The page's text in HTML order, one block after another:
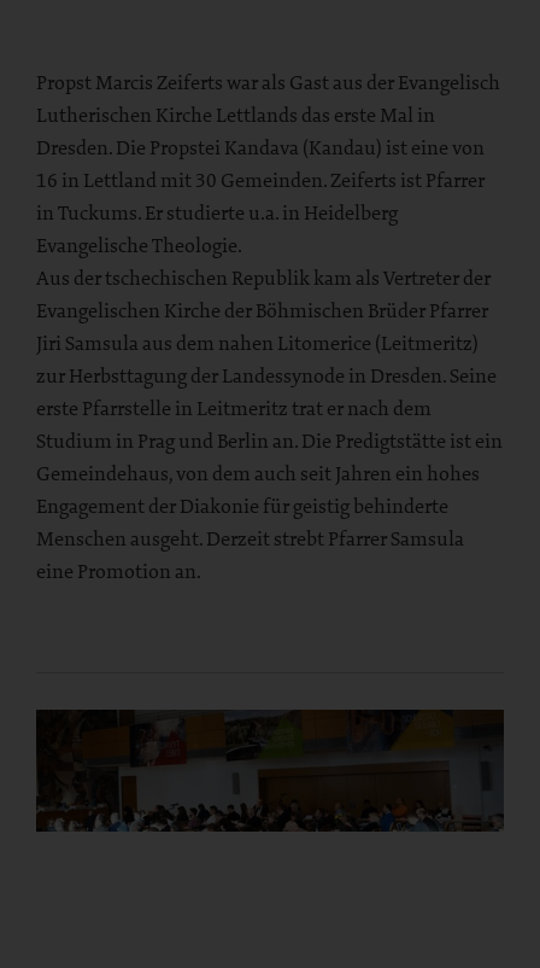
Propst Marcis Zeiferts war als Gast aus der Evangelisch
Lutherischen Kirche Lettlands das erste Mal in
Dresden. Die Propstei Kandava (Kandau) ist eine von
16 in Lettland mit 30 Gemeinden. Zeiferts ist Pfarrer
in Tuckums. Er studierte u.a. in Heidelberg
Evangelische Theologie.
Aus der tschechischen Republik kam als Vertreter der
Evangelischen Kirche der Böhmischen Brüder Pfarrer
Jiri Samsula aus dem nahen Litomerice (Leitmeritz)
zur Herbsttagung der Landessynode in Dresden. Seine
erste Pfarrstelle in Leitmeritz trat er nach dem
Studium in Prag und Berlin an. Die Predigtstätte ist ein
Gemeindehaus, von dem auch seit Jahren ein hohes
Engagement der Diakonie für geistig behinderte
Menschen ausgeht. Derzeit strebt Pfarrer Samsula
eine Promotion an.